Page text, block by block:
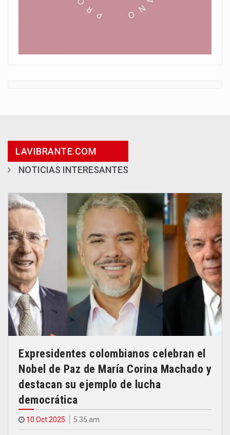
LAVIBRANTE.COM
NOTICIAS INTERESANTES
Expresidentes colombianos celebran el
Nobel de Paz de María Corina Machado y
destacan su ejemplo de lucha
democrática
10 Oct 2025 5.35 am